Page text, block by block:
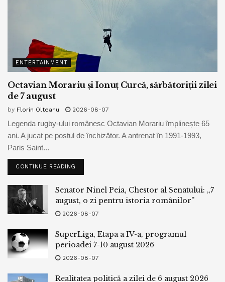
ENTERTAINMENT
Octavian Morariu și Ionuț Curcă, sărbătoriții zilei
de 7 august
by Florin Olteanu 2026-08-07
Legenda rugby-ului românesc Octavian Morariu împlinește 65
ani. A jucat pe postul de închizător. A antrenat în 1991-1993,
Paris Saint...
CONTINUE READING
Senator Ninel Peia, Chestor al Senatului: „7
august, o zi pentru istoria românilor”
2026-08-07
SuperLiga, Etapa a IV-a, programul
perioadei 7-10 august 2026
2026-08-07
Realitatea politică a zilei de 6 august 2026